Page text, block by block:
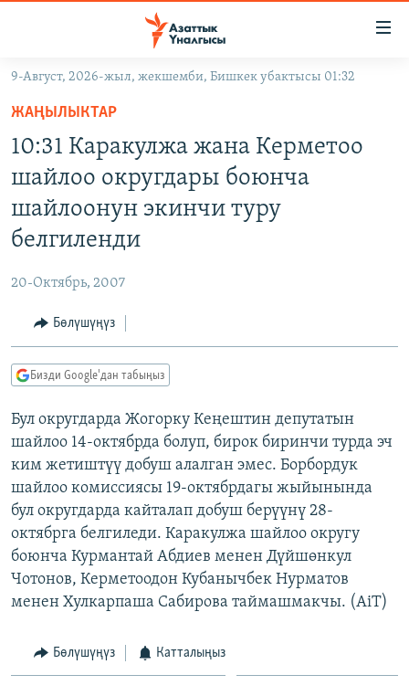
Навигацияга
өтүңүз
салыңызКЫРГЫЗСТАН
САЯСАТ
ДҮЙНӨ
УКРАИНА
АТАЙЫН ИЛИКТӨӨ
БҮГҮН АЗАТТЫКТА
ЭКСПЕРТТЕР ТАЛДАЙТ
БИЗ ЖАНА ДҮЙНӨ
ЭЖЕ-СИҢДИЛЕР
АЗАТТЫК+
ЫҢГАЙСЫЗ СУРООЛОР
ПОДКАСТ
ӨЗГӨЧӨ ПИКИР
Русский
ОНЛАЙН ШЕРИНЕ
ЭЕ/АРнун бардык сайттары
9-Август, 2026-жыл, жекшемби, Бишкек убактысы 01:32
ЖАҢЫЛЫКТАР
10:31 Каракулжа жана Керметоо
шайлоо округдары боюнча
шайлоонун экинчи туру
белгиленди
20-Октябрь, 2007
Бөлүшүңүз
Бизди Google'дан табыңыз
Бул округдарда Жогорку Кеңештин депутатын
шайлоо 14-октябрда болуп, бирок биринчи турда эч
ким жетиштүү добуш алалган эмес. Борбордук
шайлоо комиссиясы 19-октябрдагы жыйынында
бул округдарда кайталап добуш берүүнү 28-
октябрга белгиледи. Каракулжа шайлоо округу
боюнча Курмантай Абдиев менен Дүйшөнкул
Чотонов, Керметоодон Кубанычбек Нурматов
менен Хулкарпаша Сабирова таймашмакчы. (AiT)
Бөлүшүңүз Катталыңыз